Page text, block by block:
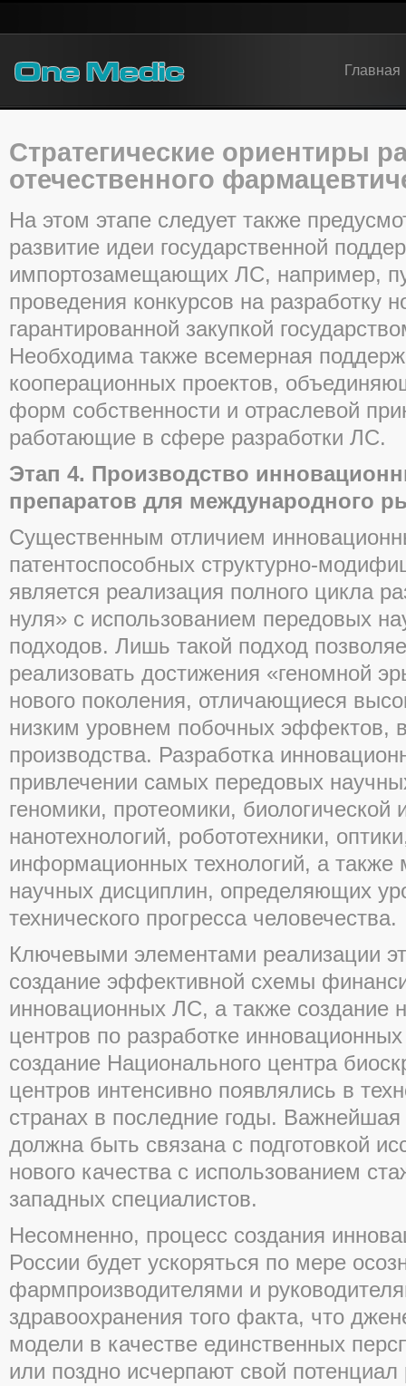
Главная
Стратегические ориентиры
отечественного
На этом этапе следует также
развитие идеи государственной
импортозамещающих ЛС, например,
проведения конкурсов на
гарантированной закупкой
Необходима также всемерная
кооперационных проектов,
форм собственности и отраслевой
работающие в сфере разработки ЛС.
Этап 4. Производство
препаратов для международного
Существенным отличием
патентоспособных структурно-
является реализация полного цикла
нуля» с использованием передовых
подходов. Лишь такой подход
реализовать достижения «геномной
нового поколения, отличающиеся
низким уровнем побочных эффектов,
производства. Разработка
привлечении самых передовых
геномики, протеомики, биологической
нанотехнологий, робототехники,
информационных технологий, а также
научных дисциплин, определяющих
технического прогресса человечества.
Ключевыми элементами реализации
создание эффективной схемы
инновационных ЛС, а также создание
центров по разработке
создание Национального центра
центров интенсивно появлялись в
странах в последние годы. Важнейшая
должна быть связана с подготовкой
нового качества с использованием
западных специалистов.
Несомненно, процесс создания
России будет ускоряться по мере
фармпроизводителями и
здравоохранения того факта, что
модели в качестве единственных
или поздно исчерпают свой